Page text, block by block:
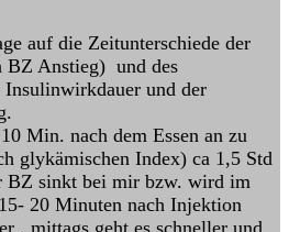
auf die Zeitunterschiede der
BZ Anstieg) und des
und der
Min. nach dem Essen an zu
glykämischen Index) ca 1,5 Std
BZ sinkt bei mir bzw. wird im
20 Minuten nach Injektion
, mittags geht es schneller und